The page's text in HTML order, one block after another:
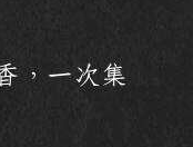
，一次集